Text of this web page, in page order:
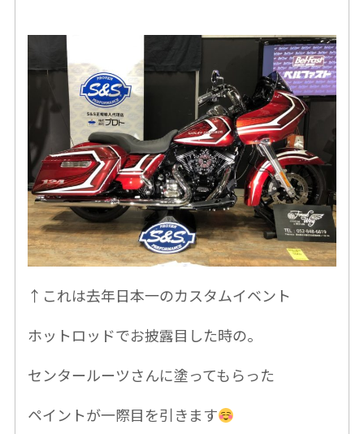
↑これは去年日本一のカスタムイベント
ホットロッドでお披露目した時の。
センタールーツさんに塗ってもらった
ペイントが一際目を引きます